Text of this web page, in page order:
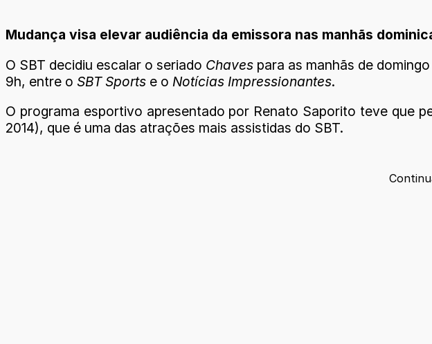
Mudança visa elevar audiência da emissora nas manhãs
O SBT decidiu escalar o seriado Chaves para as manhãs de
9h, entre o SBT Sports e o Notícias Impressionantes.
O programa esportivo apresentado por Renato Saporito teve que
2014), que é uma das atrações mais assistidas do SBT.